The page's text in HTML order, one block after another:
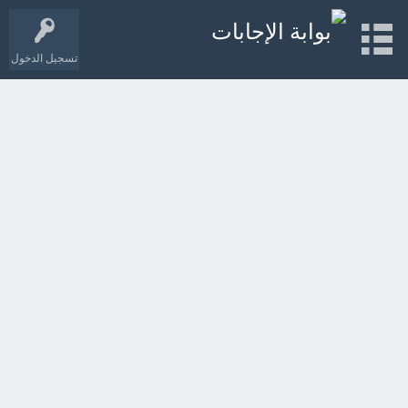
تسجيل الدخول